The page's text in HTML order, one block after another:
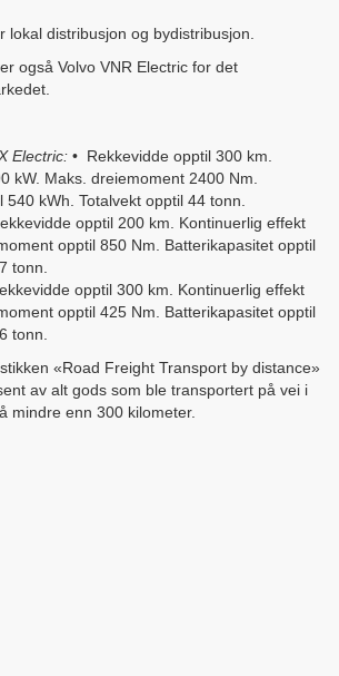
lokal distribusjon og bydistribusjon.
også Volvo VNR Electric for det
Electric: • Rekkevidde opptil 300 km.
kW. Maks. dreiemoment 2400 Nm.
540 kWh. Totalvekt opptil 44 tonn.
opptil 200 km. Kontinuerlig effekt
opptil 850 Nm. Batterikapasitet opptil
tonn.
opptil 300 km. Kontinuerlig effekt
opptil 425 Nm. Batterikapasitet opptil
tonn.
«Road Freight Transport by distance»
av alt gods som ble transportert på vei i
mindre enn 300 kilometer.